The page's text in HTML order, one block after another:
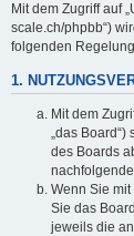
Mit dem Zugriff auf
scale.ch/phpbb“)
folgenden
1.
Mit dem
„das
des Boards
Wenn Sie
Sie das
jeweils die